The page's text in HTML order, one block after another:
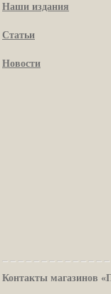
Наши издания
Статьи
Новости
Контакты магазинов